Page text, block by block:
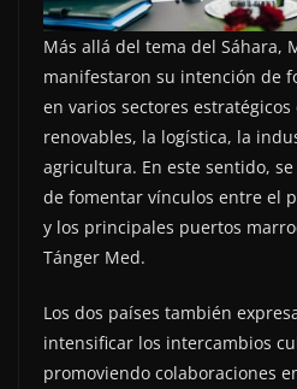
Más allá del tema del Sáhara,
manifestaron su intención de
en varios sectores
renovables, la logística, la
agricultura. En este sentido,
de fomentar vínculos entre el
y los principales puertos
Tánger Med.
Los dos países también
intensificar los intercambios
promoviendo colaboraciones